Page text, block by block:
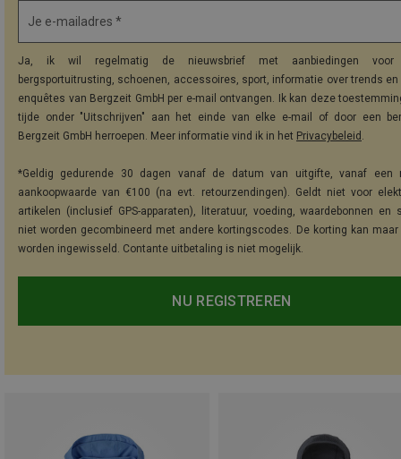
Je e-mailadres *
Ja, ik wil regelmatig de nieuwsbrief met aanbiedingen voor
bergsportuitrusting, schoenen, accessoires, sport, informatie over trends
enquêtes van Bergzeit GmbH per e-mail ontvangen. Ik kan deze
tijde onder "Uitschrijven" aan het einde van elke e-mail of door een
Bergzeit GmbH herroepen. Meer informatie vind ik in het Privacybeleid .
*Geldig gedurende 30 dagen vanaf de datum van uitgifte, vanaf een
aankoopwaarde van €100 (na evt. retourzendingen). Geldt niet voor
artikelen (inclusief GPS-apparaten), literatuur, voeding, waardebonnen en
niet worden gecombineerd met andere kortingscodes. De korting kan maar
worden ingewisseld. Contante uitbetaling is niet mogelijk.
NU REGISTREREN